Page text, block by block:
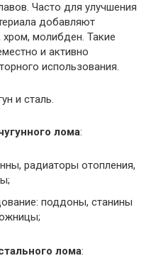
Часто для улучшения
добавляют
молибден. Такие
и активно
использования.
и сталь.
лома:
радиаторы отопления,
поддоны, станины
лома: